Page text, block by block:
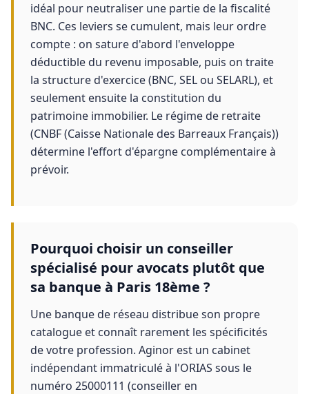
idéal pour neutraliser une partie de la fiscalité
BNC. Ces leviers se cumulent, mais leur ordre
compte : on sature d'abord l'enveloppe
déductible du revenu imposable, puis on traite
la structure d'exercice (BNC, SEL ou SELARL), et
seulement ensuite la constitution du
patrimoine immobilier. Le régime de retraite
(CNBF (Caisse Nationale des Barreaux Français))
détermine l'effort d'épargne complémentaire à
prévoir.
Pourquoi choisir un conseiller
spécialisé pour avocats plutôt que
sa banque à Paris 18ème ?
Une banque de réseau distribue son propre
catalogue et connaît rarement les spécificités
de votre profession. Aginor est un cabinet
indépendant immatriculé à l'ORIAS sous le
numéro 25000111 (conseiller en